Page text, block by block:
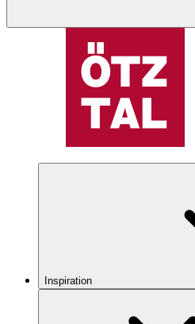
Inspiration